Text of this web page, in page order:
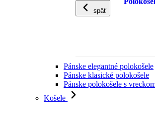
späť
Pánske elegantné polokošele
Pánske klasické polokošele
Pánske polokošele s
Košele